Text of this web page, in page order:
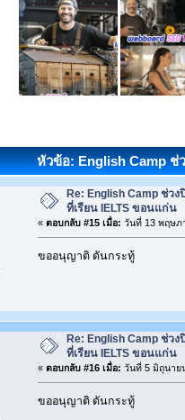
หัวข้อ: English Camp ช่
Re: English Camp ช่ว
ที่เรียน IELTS ขอนแก่น
« ตอบกลับ #15 เมื่อ: วันที่ 13 พฤษภ
ขออนุญาติ ดันกระทู้
Re: English Camp ช่ว
ที่เรียน IELTS ขอนแก่น
« ตอบกลับ #16 เมื่อ: วันที่ 5 มิถุนาย
ขออนุญาติ ดันกระทู้